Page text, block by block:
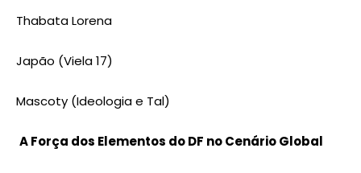
Thabata Lorena
Japão (Viela 17)
Mascoty (Ideologia e Tal)
A Força dos Elementos do DF no Cenário Global